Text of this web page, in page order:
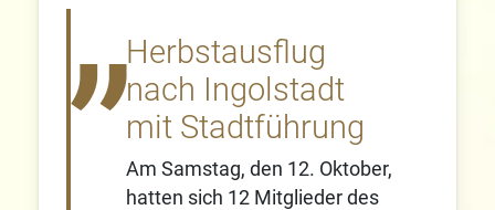
Herbstausflug
nach Ingolstadt
mit Stadtführung
Am Samstag, den 12. Oktober,
hatten sich 12 Mitglieder des